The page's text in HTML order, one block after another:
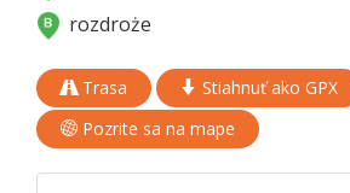
rozdroże
Trasa
Stiahnuť ako GPX
Pozrite sa na mape